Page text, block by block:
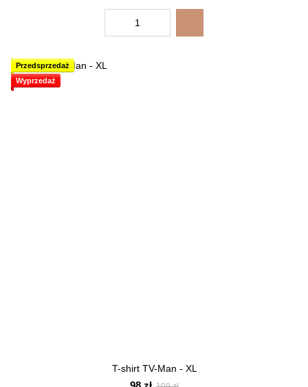
Przedsprzedaż
Wyprzedaż
T-shirt TV-Man - XL